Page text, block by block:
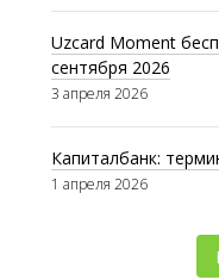
Uzcard Moment
сентября 2026
3 апреля 2026
Капиталбанк:
1 апреля 2026